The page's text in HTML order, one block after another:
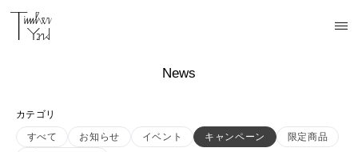
News
カテゴリ
すべて
お知らせ イベント キャンペーン
限定商品